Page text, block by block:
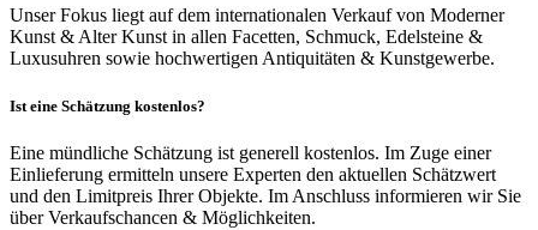
Unser Fokus liegt auf dem internationalen Verkauf von Moderner
Kunst & Alter Kunst in allen Facetten, Schmuck, Edelsteine &
Luxusuhren sowie hochwertigen Antiquitäten & Kunstgewerbe.
Ist eine Schätzung kostenlos?
Eine mündliche Schätzung ist generell kostenlos. Im Zuge einer
Einlieferung ermitteln unsere Experten den aktuellen Schätzwert
und den Limitpreis Ihrer Objekte. Im Anschluss informieren wir Sie
über Verkaufschancen & Möglichkeiten.